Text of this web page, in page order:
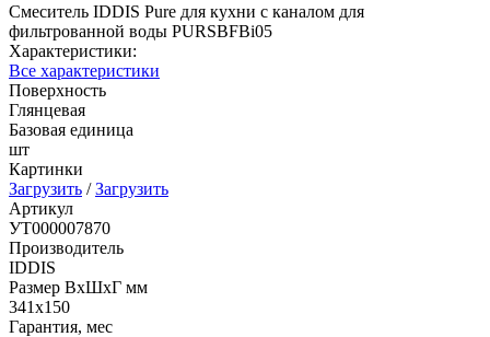
Смеситель IDDIS Pure для кухни с каналом для
фильтрованной воды PURSBFBi05
Характеристики:
Все характеристики
Поверхность
Глянцевая
Базовая единица
шт
Картинки
Загрузить /Загрузить
Артикул
УТ000007870
Производитель
IDDIS
Размер ВхШхГ мм
341х150
Гарантия, мес